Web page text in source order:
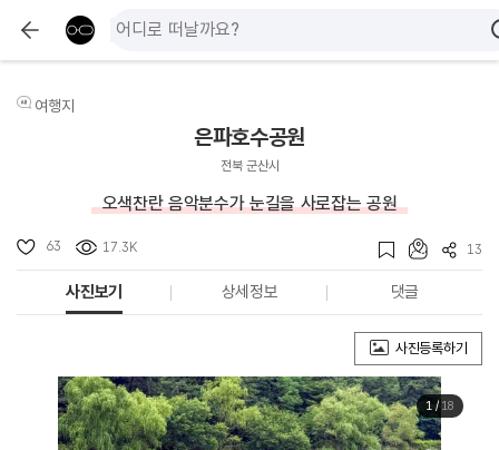
여행지
은파호수공원
전북 군산시
오색찬란 음악분수가 눈길을 사로잡는 공원
63 17.3K 13
사진보기 상세정보 댓글
사진등록하기
1/ 18